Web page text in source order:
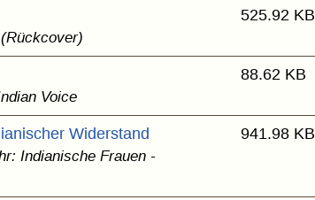
525.92 KB
Voice
88.62 KB
Widerstand
Indianische Frauen -
941.98 KB